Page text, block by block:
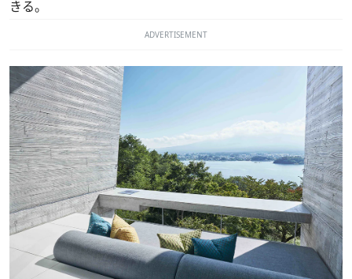
きる。
ADVERTISEMENT